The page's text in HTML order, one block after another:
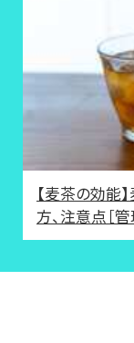
【麦茶の効能
方、注意点［